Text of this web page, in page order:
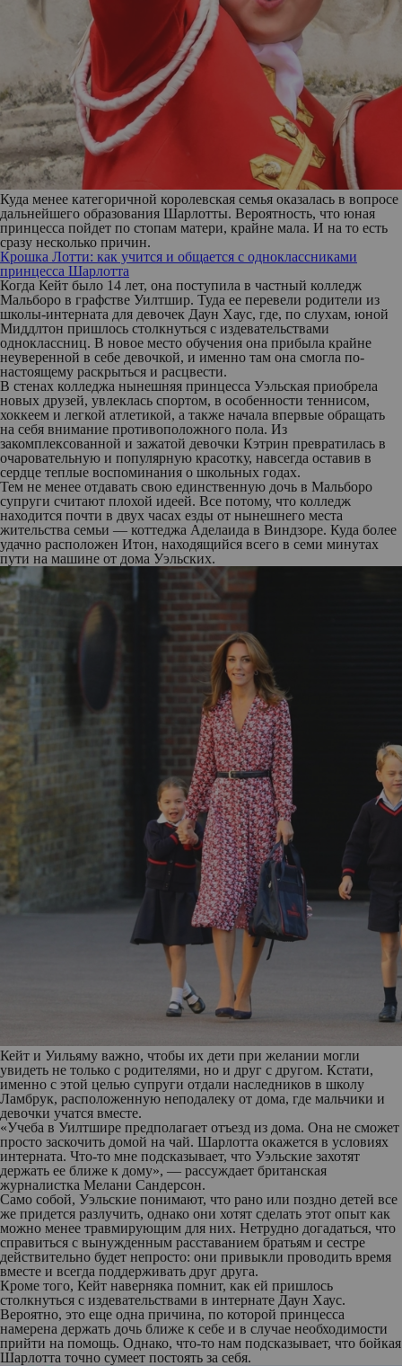
Куда менее категоричной королевская семья оказалась в вопросе
дальнейшего образования Шарлотты. Вероятность, что юная
принцесса пойдет по стопам матери, крайне мала. И на то есть
сразу несколько причин.
Крошка Лотти: как учится и общается с одноклассниками
принцесса Шарлотта
Когда Кейт было 14 лет, она поступила в частный колледж
Мальборо в графстве Уилтшир. Туда ее перевели родители из
школы-интерната для девочек Даун Хаус, где, по слухам, юной
Миддлтон пришлось столкнуться с издевательствами
одноклассниц. В новое место обучения она прибыла крайне
неуверенной в себе девочкой, и именно там она смогла по-
настоящему раскрыться и расцвести.
В стенах колледжа нынешняя принцесса Уэльская приобрела
новых друзей, увлеклась спортом, в особенности теннисом,
хоккеем и легкой атлетикой, а также начала впервые обращать
на себя внимание противоположного пола. Из
закомплексованной и зажатой девочки Кэтрин превратилась в
очаровательную и популярную красотку, навсегда оставив в
сердце теплые воспоминания о школьных годах.
Тем не менее отдавать свою единственную дочь в Мальборо
супруги считают плохой идеей. Все потому, что колледж
находится почти в двух часах езды от нынешнего места
жительства семьи — коттеджа Аделаида в Виндзоре. Куда более
удачно расположен Итон, находящийся всего в семи минутах
пути на машине от дома Уэльских.
Кейт и Уильяму важно, чтобы их дети при желании могли
увидеть не только с родителями, но и друг с другом. Кстати,
именно с этой целью супруги отдали наследников в школу
Ламбрук, расположенную неподалеку от дома, где мальчики и
девочки учатся вместе.
«Учеба в Уилтшире предполагает отъезд из дома. Она не сможет
просто заскочить домой на чай. Шарлотта окажется в условиях
интерната. Что-то мне подсказывает, что Уэльские захотят
держать ее ближе к дому», — рассуждает британская
журналистка Мелани Сандерсон.
Само собой, Уэльские понимают, что рано или поздно детей все
же придется разлучить, однако они хотят сделать этот опыт как
можно менее травмирующим для них. Нетрудно догадаться, что
справиться с вынужденным расставанием братьям и сестре
действительно будет непросто: они привыкли проводить время
вместе и всегда поддерживать друг друга.
Кроме того, Кейт наверняка помнит, как ей пришлось
столкнуться с издевательствами в интернате Даун Хаус.
Вероятно, это еще одна причина, по которой принцесса
намерена держать дочь ближе к себе и в случае необходимости
прийти на помощь. Однако, что-то нам подсказывает, что бойкая
Шарлотта точно сумеет постоять за себя.